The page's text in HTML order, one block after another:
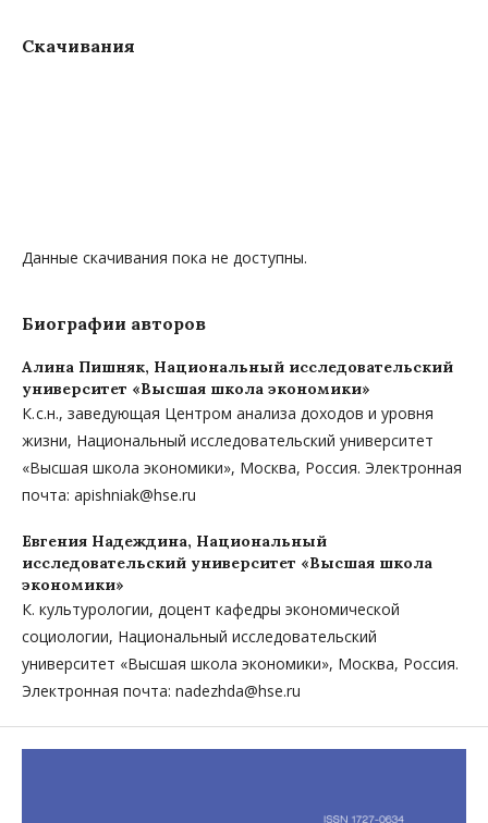
Скачивания
Данные скачивания пока не доступны.
Биографии авторов
Алина Пишняк, Национальный исследовательский
университет «Высшая школа экономики»
К. с.н., заведующая Центром анализа доходов и уровня
жизни, Национальный исследовательский университет
«Высшая школа экономики», Москва, Россия. Электронная
почта: apishniak@hse.ru
Евгения Надеждина, Национальный
исследовательский университет «Высшая школа
экономики»
К. культурологии, доцент кафедры экономической
социологии, Национальный исследовательский
университет «Высшая школа экономики», Москва, Россия.
Электронная почта: nadezhda@hse.ru